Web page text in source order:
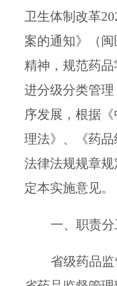
卫生体制改革
案的通知》（闽
精神 ，规范药
进分级分类管
序发展，根据
理法》、《药
法律法规规章
定本实施意见。
一、职责分
省级药品